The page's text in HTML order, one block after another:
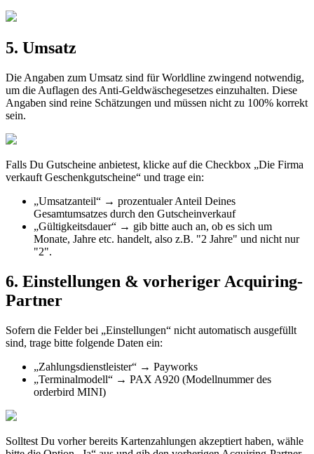
5. Umsatz
Die Angaben zum Umsatz sind für Worldline zwingend notwendig,
um die Auflagen des Anti-Geldwäschegesetzes einzuhalten. Diese
Angaben sind reine Schätzungen und müssen nicht zu 100% korrekt
sein.
Falls Du Gutscheine anbietest, klicke auf die Checkbox „Die Firma
verkauft Geschenkgutscheine“ und trage ein:
„Umsatzanteil“ → prozentualer Anteil Deines
Gesamtumsatzes durch den Gutscheinverkauf
„Gültigkeitsdauer“ → gib bitte auch an, ob es sich um
Monate, Jahre etc. handelt, also z.B. "2 Jahre" und nicht nur
"2".
6. Einstellungen & vorheriger Acquiring-
Partner
Sofern die Felder bei „Einstellungen“ nicht automatisch ausgefüllt
sind, trage bitte folgende Daten ein:
„Zahlungsdienstleister“ → Payworks
„Terminalmodell“ → PAX A920 (Modellnummer des
orderbird MINI)
Solltest Du vorher bereits Kartenzahlungen akzeptiert haben, wähle